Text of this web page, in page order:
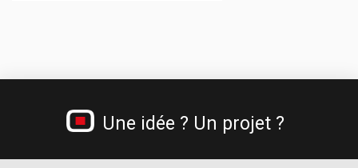
Gamme béton cellulaire
Chariots à bouteilles
Supports d’outillage
Une idée ? Un projet ?